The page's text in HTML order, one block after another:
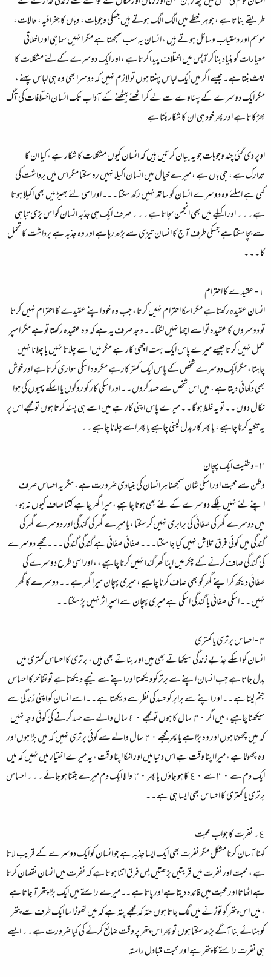
طریقے بناتا ہے ، جو ہر خطے میں الگ الگ ہوتے ہیں جسکی وجوہات ، وہاں کا جغرافیہ ، حالات ،
موسم اور دستیاب وسائل ہوتے ہیں ، انسان یہ سب سمجھتا ہے مگر انہیں سماجی اور اخلاقی
معیارات کو بنیاد بنا کر آپس میں اختلاف پیدا کرتا ہے ، اور ایک دوسرے کے لئے مشکلات کا
بعث بنتا ہے ۔ جیسے اگر میں ایک لباس پہنتا ہوں تو لازم نہیں کہ دوسرا بھی وہ ہی لباس پہنے ،
مگر ایک دوسرے کے پہناوے سے لے کر اٹھنے بیٹھنے کے آداب تک انسان اختلافات کی آگ
بھڑکاتا ہے اور پھر خود ہی ان کا شکار بنتا ہے
اوپر دی گئی چند وجوہات جو یہ بیان کرتیں ہیں کہ انسان کیوں مشکلات کا شکار ہے ، کیا ان کا
تدارک ہے ، جی ہاں ہے ، میرے خیال میں انسان اکیلا نہیں رہ سکتا مگر اس میں برداشت کی
کمی ہے اسلئے وہ دوسرے انسان کو ساتھ نہیں رکھ سکتا ۔ ۔۔ اور اسی لئے بھیڑ میں بھی اکیلا ہوتا
ہے ۔ ۔ ۔ اور اکیلے میں بھی انجمن سجاتا ہے ۔ ۔ ۔ صرف ایک ہی جذبہ انسان کو اس بڑی تباہی
سے بچا سکتا ہے جسکی طرف آج کا انسان تیزی سے بڑھ رہا ہے اور وہ جذبہ ہے برداشت کا تحمل
کا ۔ ۔ ۔
١- عقیدے کا احترام
انسان عقیدہ رکھتا ہے مگر اسکا احترام نہیں کرتا ، جب وہ خود اپنے عقیدے کا احترام نہیں کرتا
تو دوسروں کا عقیدہ تو اسے اچھا نہیں لگتا ۔ ۔ وجہ صرف یہ ہے کہ وہ عقیدہ رکھتا تو ہے مگر اسپر
عمل نہیں کرتا جیسے میرے پاس ایک بہت اچھی کار ہے مگر میں اسے چلاتا نہیں یا چلانا نہیں
چاہتا ، مگر ایک دوسرے شخص کے پاس ایک کمتر کار ہے مگر وہ اسکی سواری کرتا ہے اور خوش
بھی دکھائی دیتا ہے ، میں اس شخص سے حسد کروں ۔ ۔ اور اسکی کار کو روکوں یا اسکے پہیوں کی ہوا
نکال دوں ۔ ۔ تو یہ غلط ہو گا ۔ ۔ میرے پاس اپنی کار ہے میں اسے ہی پسند کرتا ہوں تو مجھے اس پر
یہ تکیہ کرنا چاہیے ، یا پھر کار بدل لینی چاہیے یا پھر اسے چلانا چاہیے ۔ ۔
٢- وطنیت ایک پہچان
وطن سے محبت اور اسکی شان سمجھنا ہر انسان کی بنیادی ضرورت ہے ، مگر یہ احساس صرف
اپنے لئے نہیں بلکے دوسرے کے لئے بھی ہونا چاہیے ، میرا گھر چاہے کتنا صاف کیوں نہ ہو ،
میں دوسرے گھر کی صفائی کی برابری نہیں کر سکتا ، یا میرے گھر کی گندگی اور دوسرے گھر کی
گندگی میں کوئی فرق تلاش نہیں کیا جا سکتا ۔ ۔ ۔ صفائی صفائی ہے گندگی گندگی ۔ ۔ ۔ مجھے دوسرے
کی گندگی صاف کرنے کے چکر میں اپنا گھر گندا نہیں کرنا چاہیے ، ، اور اسی طرح دوسرے کی
صفائی دیکھ کر اپنے گھر کو بھی صاف کرنا چاہیے ، میری پہچان میرا گھر ہے ۔ ۔ دوسرے کا گھر
نہیں ۔ ۔ اسکی صفائی یا گندگی اسکی ہے میری پہچان سے اسپر اثر نہیں پڑ سکتا ۔ ۔
٣- احساس برتری یا کمتری
انسان کو اسکے جذبے زندگی سیکھاتے بھی ہیں اور بناتے بھی ہیں ، برتری کا احساس کمتری میں
بدل جاتا ہے جب انسان اپنے سے برتر کو دیکھتا اور اپنے سے نیچے دیکھتا ہے تو تفاخر کا احساس
جنم لیتا ہے ۔ ۔ اور اپنے سے برابر کو حسد کی نظر سے دیکھتا ہے ۔ ۔ اسے انسان کو اپنی زندگی سے
سیکھنا چاہیے ، میں اگر ٣٠ سال کا ہوں تو مجھے ٤٠ سال والے سے حسد کرنے کی کوئی وجہ نہیں
کہ میں چھوٹا ہوں اور وہ بڑا ہے یا پھر مجھے ٢٠ سال والے سے کوئی برتری نہیں کہ میں بڑا ہوں اور
وہ چھوٹا ہے ، میرا اپنا وقت ہے اس دنیا میں اور انکا اپنا وقت ، یہ میرے اختیار میں نہیں کہ میں
ایک دم سے ٣٠ سے ٤٠ کا ہو جاؤں یا پھر ٢٠ والا ایک دم میرے جتنا ہو جائے ۔ ۔ ۔ احساس
برتری یا کمتری کا احساس بھی ایسا ہی ہے ۔ ۔
٤۔ نفرت کا جواب محبت
کہنا آسان کرنا مشکل مگر نفرت بھی ایک ایسا جذبہ ہے جو انسان کو ایک دوسرے کے قریب لاتا
ہے ، محبت اور نفرت میں قربتیں بڑھتیں بس فرق اتنا ہوتا ہے کہ نفرت میں انسان نقصان کرتا
ہے اٹھاتا اور محبت میں فائدہ دیتا ہے اور پاتا ہے ۔۔ میرے راستے میں ایک بڑا پتھر آ جاتا ہے
، میں اس پتھر کو توڑنے میں لگ جاتا ہوں حتہ کہ مجھے پتہ ہے کہ میں تھوڑا سا ایک طرف سے پتھر
کو ہٹائے بنا آگے بڑھ سکتا ہوں تو پھر اس پتھر پر وقت ضائع کرنے کی کیا ضرورت ہے ۔ ۔ ایسے
ہی نفرت راستے کا پتھر ہے اور محبت متبادل راستہ